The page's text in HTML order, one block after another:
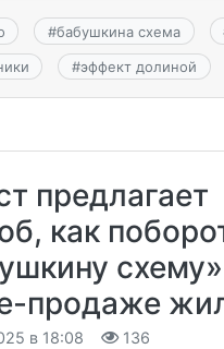
#бабушкина схема
#эффект долиной
предлагает
как
продаже
в 18:08 136